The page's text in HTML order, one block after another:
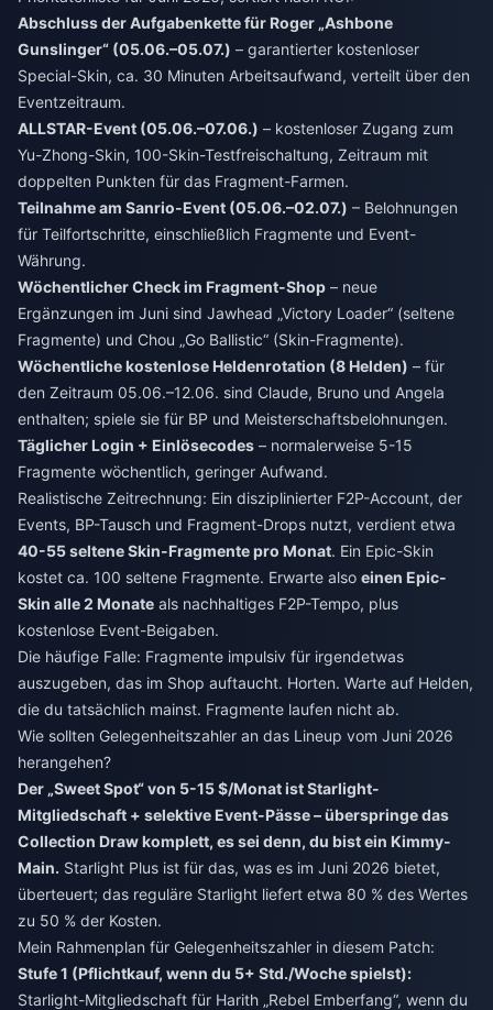
Abschluss der Aufgabenkette für Roger „Ashbone
Gunslinger“ (05.06.–05.07.) – garantierter kostenloser
Special-Skin, ca. 30 Minuten Arbeitsaufwand, verteilt über den
Eventzeitraum.
ALLSTAR-Event (05.06.–07.06.) – kostenloser Zugang zum
Yu-Zhong-Skin, 100-Skin-Testfreischaltung, Zeitraum mit
doppelten Punkten für das Fragment-Farmen.
Teilnahme am Sanrio-Event (05.06.–02.07.) – Belohnungen
für Teilfortschritte, einschließlich Fragmente und Event-
Währung.
Wöchentlicher Check im Fragment-Shop – neue
Ergänzungen im Juni sind Jawhead „Victory Loader“ (seltene
Fragmente) und Chou „Go Ballistic“ (Skin-Fragmente).
Wöchentliche kostenlose Heldenrotation (8 Helden) – für
den Zeitraum 05.06.–12.06. sind Claude, Bruno und Angela
enthalten; spiele sie für BP und Meisterschaftsbelohnungen.
Täglicher Login + Einlösecodes – normalerweise 5-15
Fragmente wöchentlich, geringer Aufwand.
Realistische Zeitrechnung: Ein disziplinierter F2P-Account, der
Events, BP-Tausch und Fragment-Drops nutzt, verdient etwa
40-55 seltene Skin-Fragmente pro Monat. Ein Epic-Skin
kostet ca. 100 seltene Fragmente. Erwarte also einen Epic-
Skin alle 2 Monate als nachhaltiges F2P-Tempo, plus
kostenlose Event-Beigaben.
Die häufige Falle: Fragmente impulsiv für irgendetwas
auszugeben, das im Shop auftaucht. Horten. Warte auf Helden,
die du tatsächlich mainst. Fragmente laufen nicht ab.
Wie sollten Gelegenheitszahler an das Lineup vom Juni 2026
herangehen?
Der „Sweet Spot“ von 5-15 $/Monat ist Starlight-
Mitgliedschaft + selektive Event-Pässe – überspringe das
Collection Draw komplett, es sei denn, du bist ein Kimmy-
Main. Starlight Plus ist für das, was es im Juni 2026 bietet,
überteuert; das reguläre Starlight liefert etwa 80 % des Wertes
zu 50 % der Kosten.
Mein Rahmenplan für Gelegenheitszahler in diesem Patch:
Stufe 1 (Pflichtkauf, wenn du 5+ Std./Woche spielst):
Starlight-Mitgliedschaft für Harith „Rebel Emberfang“, wenn du